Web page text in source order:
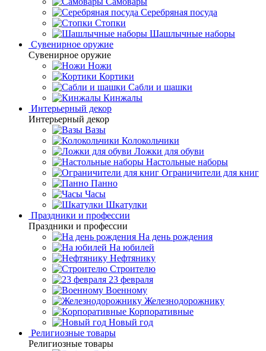
Серебряная посуда
Стопки
Шашлычные наборы
Сувенирное оружие
Сувенирное оружие
Ножи
Кортики
Сабли и шашки
Кинжалы
Интерьерный декор
Интерьерный декор
Вазы
Колокольчики
Ложки для обуви
Настольные наборы
Ограничители для книг
Панно
Часы
Шкатулки
Праздники и профессии
Праздники и профессии
На день рождения
На юбилей
Нефтянику
Строителю
23 февраля
Военному
Железнодорожнику
Корпоративные
Новый год
Религиозные товары
Религиозные товары